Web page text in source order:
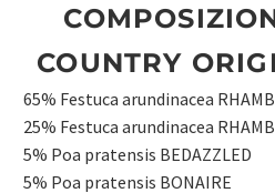
COUNTRY
65% Festuca arundinacea
25% Festuca arundinacea
5% Poa pratensis BEDAZZLED
5% Poa pratensis BONAIRE